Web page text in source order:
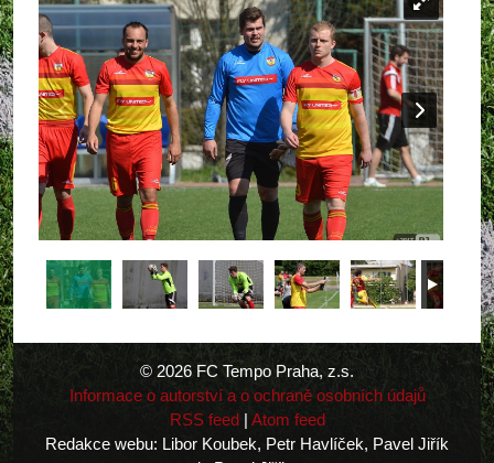
© 2026 FC Tempo Praha, z.s.
Informace o autorství a o ochraně osobních údajů
RSS feed
Atom feed
Redakce webu: Libor Koubek, Petr Havlíček, Pavel Jiřík